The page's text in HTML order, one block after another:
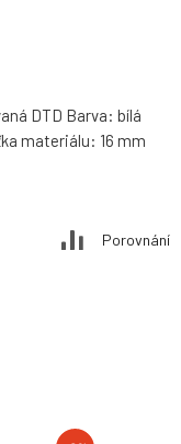
DTD Barva: bílá
materiálu: 16 mm
Porovnání